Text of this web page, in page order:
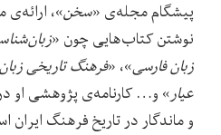
پیشگام مجله‌ی «سخن»، ارائه‌ی
نوشتن کتاب‌هایی چون «
زبان فارسی»، «فرهنگ تاریخی
عیار» و… کارنامه‌ی پژوهشی او
و ماندگار در تاریخ فرهنگ ایران